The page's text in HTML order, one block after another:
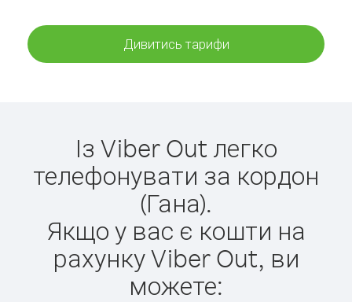
Дивитись тарифи
Із Viber Out легко
телефонувати за кордон
(Гана).
Якщо у вас є кошти на
рахунку Viber Out, ви
можете: